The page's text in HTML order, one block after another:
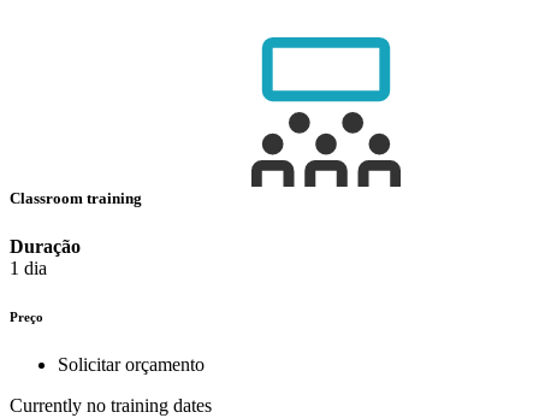
Classroom training
Duração
1 dia
Preço
Solicitar orçamento
Currently no training dates